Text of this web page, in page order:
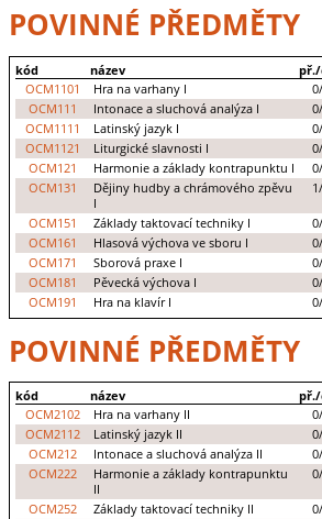
POVINNÉ PŘEDMĚTY
kód název př./
OCM1101
Hra na varhany I
OCM111
Intonace a sluchová analýza I
OCM1111
Latinský jazyk I
OCM1121
Liturgické slavnosti I
OCM121
Harmonie a základy kontrapunktu I
OCM131
Dějiny hudby a chrámového zpěvu
I
OCM151 Základy taktovací techniky I
OCM161
Hlasová výchova ve sboru I
OCM171
Sborová praxe I
OCM181
Pěvecká výchova I
OCM191
Hra na klavír I
POVINNÉ PŘEDMĚTY
kód název př./
OCM2102
Hra na varhany II
OCM2112
Latinský jazyk II
OCM212
Intonace a sluchová analýza II
OCM222
Harmonie a základy kontrapunktu
II
OCM252 Základy taktovací techniky II